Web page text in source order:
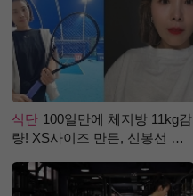
식단 100일만에 체지방 11kg감
량! XS사이즈 만든, 신봉선 식